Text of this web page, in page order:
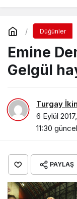
Düğünler
Emine
Gelgül
Turgay
6 Eylül
11:30
PAYLAŞ